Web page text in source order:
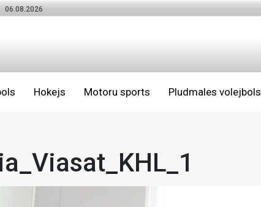
06.08.2026
Hokejs Motoru sports Pludmales volejbols